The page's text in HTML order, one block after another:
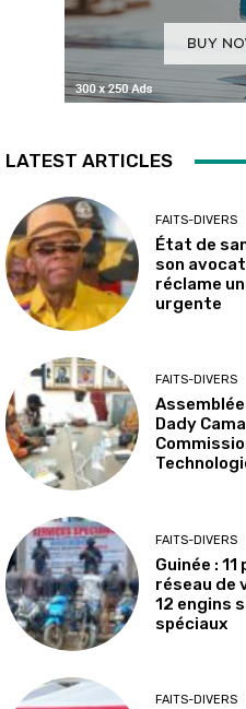
LATEST ARTICLES
FAITS-DIVERS
État de
son
réclame
urgente
FAITS-DIVERS
Dady
FAITS-DIVERS
Guinée :
réseau de
12 engins
spéciaux
FAITS-DIVERS